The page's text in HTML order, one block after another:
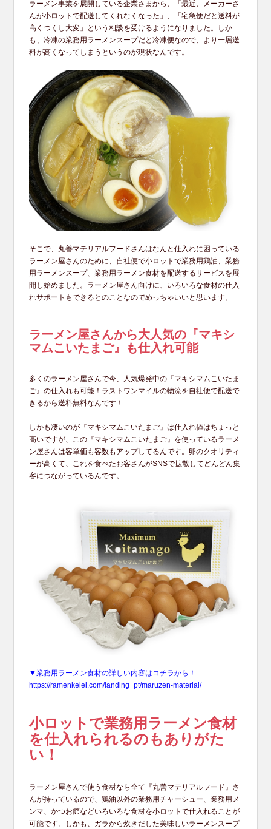
ラーメン事業を展開している企業さまから、「最近、メーカーさ
んが小ロットで配送してくれなくなった」、「宅急便だと送料が
高くつくし大変」という相談を受けるようになりました。しか
も、冷凍の業務用ラーメンスープだと冷凍便なので、より一層送
料が高くなってしまうというのが現状なんです。
そこで、丸善マテリアルフードさんはなんと仕入れに困っている
ラーメン屋さんのために、自社便で小ロットで業務用鶏油、業務
用ラーメンスープ、業務用ラーメン食材を配送するサービスを展
開し始めました。ラーメン屋さん向けに、いろいろな食材の仕入
れサポートもできるとのことなのでめっちゃいいと思います。
ラーメン屋さんから大人気の『マキシ
マムこいたまご』も仕入れ可能
多くのラーメン屋さんで今、人気爆発中の『マキシマムこいたま
ご』の仕入れも可能！ラストワンマイルの物流を自社便で配送で
きるから送料無料なんです！
しかも凄いのが『マキシマムこいたまご』は仕入れ値はちょっと
高いですが、この『マキシマムこいたまご』を使っているラーメ
ン屋さんは客単価も客数もアップしてるんです。卵のクオリティ
ーが高くて、これを食べたお客さんがSNSで拡散してどんどん集
客につながっているんです。
▼業務用ラーメン食材の詳しい内容はコチラから！
https://ramenkeiei.com/landing_pt/maruzen-material/
小ロットで業務用ラーメン食材
を仕入れられるのもありがた
い！
ラーメン屋さんで使う食材なら全て『丸善マテリアルフード』さ
んが持っているので、鶏油以外の業務用チャーシュー、業務用メ
ンマ、かつお節などいろいろな食材を小ロットで仕入れることが
可能です。しかも、ガラから炊きだした美味しいラーメンスープ